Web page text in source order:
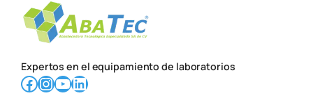
i
t
u
d
Expertos en el equipamiento de laboratorios
Facebook InstagramYouTube LinkedIn